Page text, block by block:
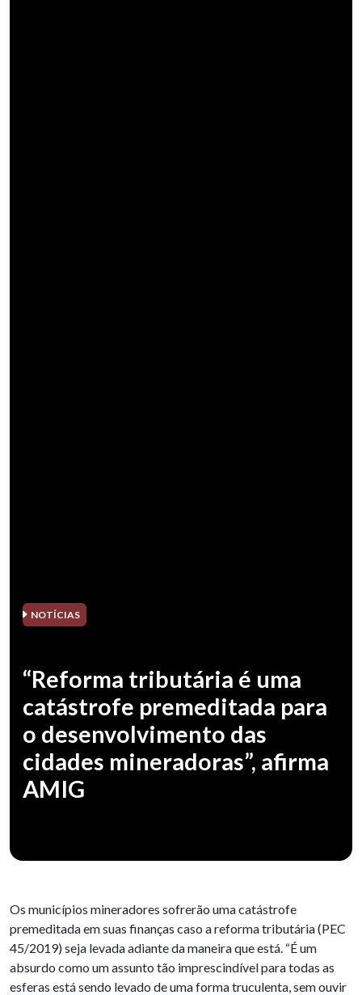
NOTÍCIAS
“Reforma tributária é uma
catástrofe premeditada para
o desenvolvimento das
cidades mineradoras”, afirma
AMIG
Os municípios mineradores sofrerão uma catástrofe
premeditada em suas finanças caso a reforma tributária (PEC
45/2019) seja levada adiante da maneira que está. “É um
absurdo como um assunto tão imprescindível para todas as
esferas está sendo levado de uma forma truculenta, sem ouvir